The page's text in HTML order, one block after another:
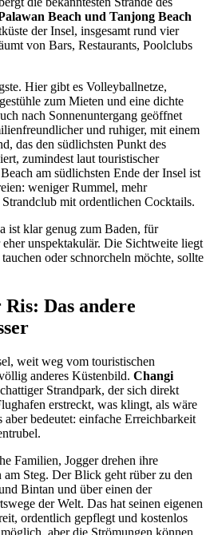
Beach und Tanjong Beach
der Insel, insgesamt rund vier
von Bars, Restaurants, Poolclubs
Hier gibt es Volleyballnetze,
zum Mieten und eine dichte
nach Sonnenuntergang geöffnet
und ruhiger, mit einem
das den südlichsten Punkt des
zumindest laut touristischer
am südlichsten Ende der Insel ist
weniger Rummel, mehr
mit ordentlichen Cocktails.
ist klar genug zum Baden, für
eher unspektakulär. Die Sichtweite liegt
oder schnorcheln möchte, sollte
Das andere
weit weg vom touristischen
anderes Küstenbild. Changi
Strandpark, der sich direkt
erstreckt, was klingt, als wäre
bedeutet: einfache Erreichbarkeit
Familien, Jogger drehen ihre
Steg. Der Blick geht rüber zu den
Bintan und über einen der
der Welt. Das hat seinen eigenen
ordentlich gepflegt und kostenlos